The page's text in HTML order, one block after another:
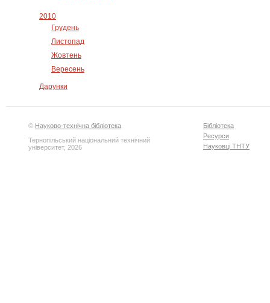
2010
Грудень
Листопад
Жовтень
Вересень
Дарунки
© Науково-технічна бібліотека
Тернопільський національний технічний
університет, 2026
Бібліотека
Ресурси
Науковці ТНТУ